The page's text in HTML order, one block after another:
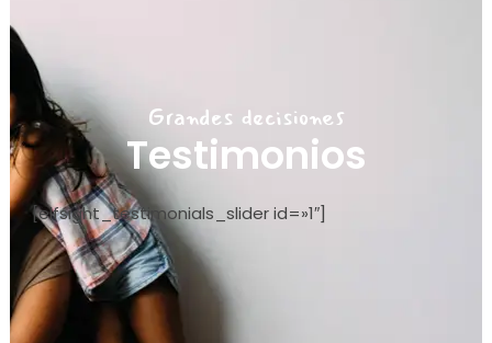
Grandes decisiones
Testimonios
[elfsight_testimonials_slider id=»1″]